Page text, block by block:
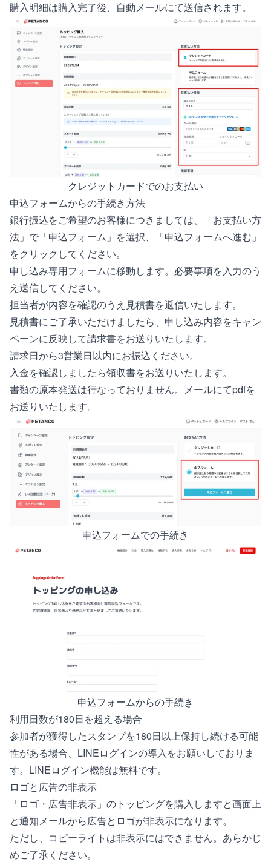
購入明細は購入完了後、自動メールにて送信されます。
クレジットカードでのお支払い
申込フォームからの手続き方法
銀行振込をご希望のお客様につきましては、「お支払い方
法」で「申込フォーム」を選択、「申込フォームへ進む」
をクリックしてください。
申し込み専用フォームに移動します。必要事項を入力のう
え送信してください。
担当者が内容を確認のうえ見積書を返信いたします。
見積書にご了承いただけましたら、申し込み内容をキャン
ペーンに反映して請求書をお送りいたします。
請求日から3営業日以内にお振込ください。
入金を確認しましたら領収書をお送りいたします。
書類の原本発送は行なっておりません。メールにてpdfを
お送りいたします。
申込フォームでの手続き
申込フォームからの手続き
利用日数が180日を超える場合
参加者が獲得したスタンプを180日以上保持し続ける可能
性がある場合、 LINEログインの導入をお願いしておりま
す。LINEログイン機能は無料です。
ロゴと広告の非表示
「ロゴ・広告非表示」のトッピングを購入しますと画面上
と通知メールから広告とロゴが非表示になります。
ただし、コピーライトは非表示にはできません。あらかじ
めご了承ください。